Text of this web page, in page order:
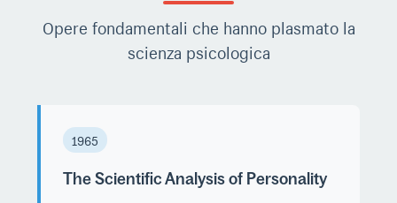
Opere fondamentali che hanno plasmato la
scienza psicologica
1965
The Scientific Analysis of Personality